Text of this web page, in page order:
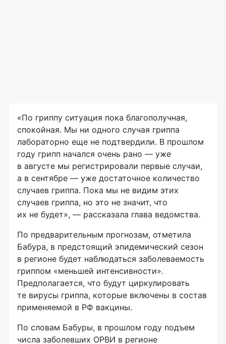
«По гриппу ситуация пока благополучная,
спокойная. Мы ни одного случая гриппа
лабораторно еще не подтвердили. В прошлом
году грипп начался очень рано — уже
в августе мы регистрировали первые случаи,
а в сентябре — уже достаточное количество
случаев гриппа. Пока мы не видим этих
случаев гриппа, но это не значит, что
их не будет», — рассказала глава ведомства.
По предварительным прогнозам, отметила
Бабура, в предстоящий эпидемический сезон
в регионе будет наблюдаться заболеваемость
гриппом «меньшей интенсивности».
Предполагается, что будут циркулировать
те вирусы гриппа, которые включены в состав
применяемой в РФ вакцины.
По словам Бабуры, в прошлом году подъем
числа заболевших ОРВИ в регионе